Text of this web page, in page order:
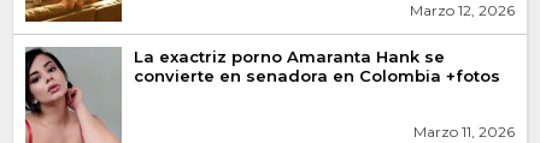
Marzo 12, 2026
La exactriz porno Amaranta Hank se
convierte en senadora en Colombia +fotos
Marzo 11, 2026